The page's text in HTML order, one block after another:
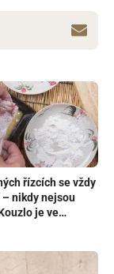
řízcích se vždy
nikdy nejsou
je ve